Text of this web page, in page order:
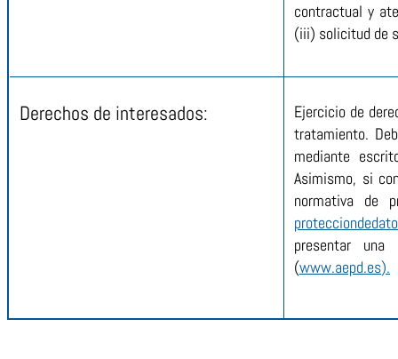
contractual y
(iii) solicitud de
Derechos de interesados:
Ejercicio de
tratamiento.
mediante
Asimismo, si
normativa de
presentar
(www.aepd.es).